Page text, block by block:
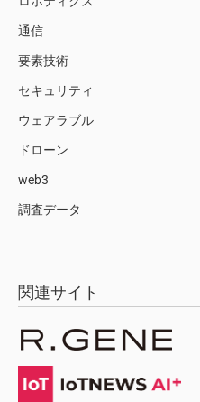
通信
要素技術
セキュリティ
ウェアラブル
ドローン
web3
調査データ
関連サイト